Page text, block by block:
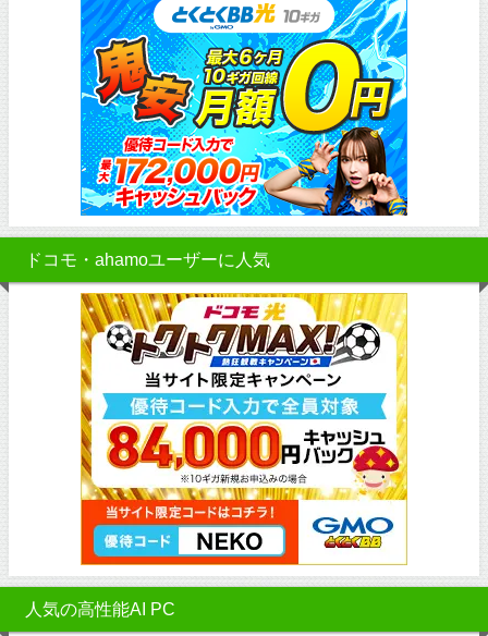
ドコモ・ahamoユーザーに人気
人気の高性能AI PC